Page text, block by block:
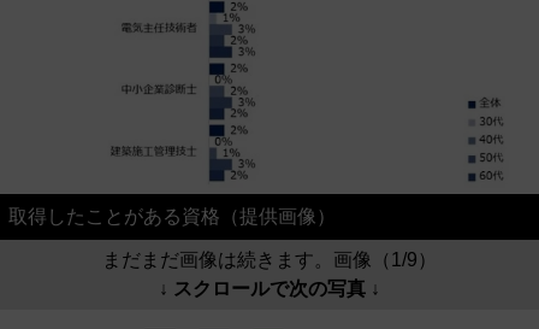
取得したことがある資格（提供画像）
まだまだ画像は続きます。画像（1/9）
↓ スクロールで次の写真 ↓